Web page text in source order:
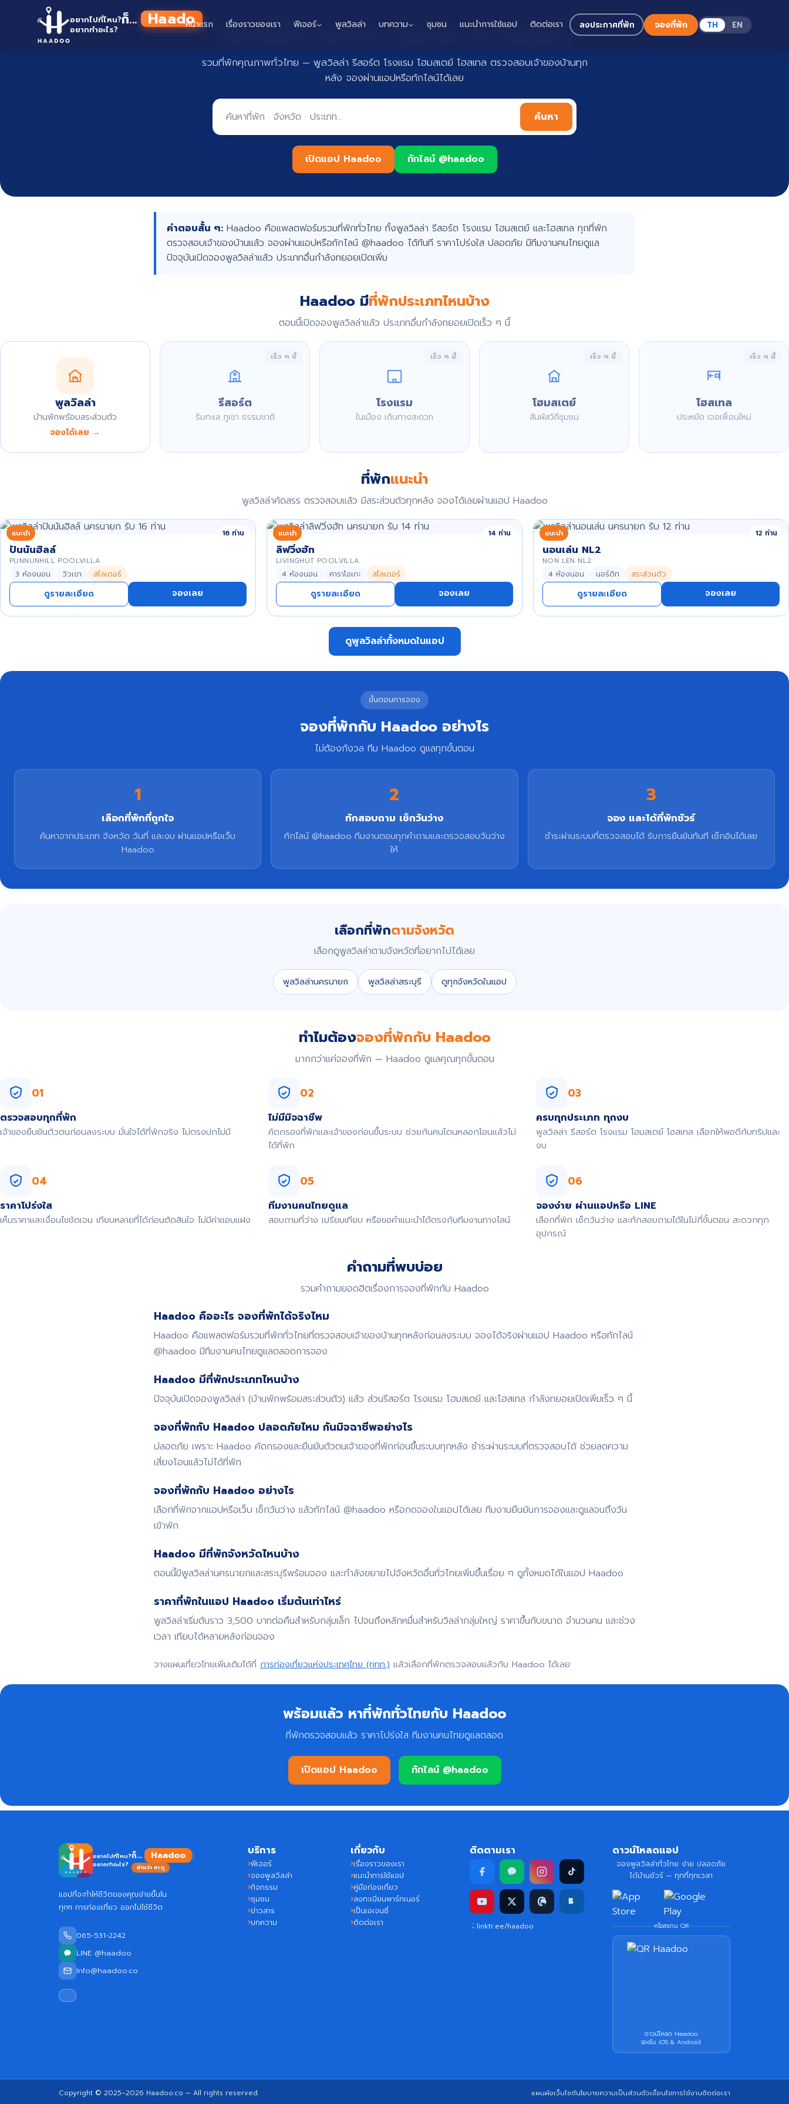
อยากไปที่ไหน?
อยากทำอะไร?
ก็... Haadoo
อ่านว่า หาดู
หน้าแรก เรื่องราวของเรา ฟีเจอร์ พูลวิลล่า บทความ ชุมชน แนะนำการใช้แอป ติดต่อเรา ลงประกาศที่พัก จองที่พัก TH EN
ที่พักทั่วไทย จองง่าย ปลอดภัย กับ Haadoo
รวมที่พักคุณภาพทั่วไทย — พูลวิลล่า รีสอร์ต โรงแรม โฮมสเตย์ โฮสเทล ตรวจสอบเจ้าของบ้านทุก
หลัง จองผ่านแอปหรือทักไลน์ได้เลย
ค้นหา
เปิดแอป Haadoo ทักไลน์ @haadoo
คำตอบสั้น ๆ: Haadoo คือแพลตฟอร์มรวมที่พักทั่วไทย ทั้งพูลวิลล่า รีสอร์ต โรงแรม โฮมสเตย์ และโฮสเทล ทุกที่พัก
ตรวจสอบเจ้าของบ้านแล้ว จองผ่านแอปหรือทักไลน์ @haadoo ได้ทันที ราคาโปร่งใส ปลอดภัย มีทีมงานคนไทยดูแล
ปัจจุบันเปิดจองพูลวิลล่าแล้ว ประเภทอื่นกำลังทยอยเปิดเพิ่ม
Haadoo มีที่พักประเภทไหนบ้าง
ตอนนี้เปิดจองพูลวิลล่าแล้ว ประเภทอื่นกำลังทยอยเปิดเร็ว ๆ นี้
พูลวิลล่า
บ้านพักพร้อมสระส่วนตัว
จองได้เลย →
เร็ว ๆ นี้
รีสอร์ต
ริมทะเล ภูเขา ธรรมชาติ
เร็ว ๆ นี้
โรงแรม
ในเมือง เดินทางสะดวก
เร็ว ๆ นี้
โฮมสเตย์
สัมผัสวิถีชุมชน
เร็ว ๆ นี้
โฮสเทล
ประหยัด เจอเพื่อนใหม่
ที่พักแนะนำ
พูลวิลล่าคัดสรร ตรวจสอบแล้ว มีสระส่วนตัวทุกหลัง จองได้เลยผ่านแอป Haadoo
แนะนำ 16 ท่าน
ปันนันฮิลล์
PUNNUNHILL POOLVILLA
3 ห้องนอน วิวเขา สไลเดอร์
ดูรายละเอียด จองเลย
แนะนำ 14 ท่าน
ลิฟวิ่งฮัท
LIVINGHUT POOLVILLA
4 ห้องนอน คาราโอเกะ สไลเดอร์
ดูรายละเอียด จองเลย
แนะนำ 12 ท่าน
นอนเล่น NL2
NON LEN NL2
4 ห้องนอน นอร์ดิก สระส่วนตัว
ดูรายละเอียด จองเลย
ดูพูลวิลล่าทั้งหมดในแอป
ขั้นตอนการจอง
จองที่พักกับ Haadoo อย่างไร
ไม่ต้องกังวล ทีม Haadoo ดูแลทุกขั้นตอน
1
เลือกที่พักที่ถูกใจ
ค้นหาจากประเภท จังหวัด วันที่ และงบ ผ่านแอปหรือเว็บ
Haadoo
2
ทักสอบถาม เช็กวันว่าง
ทักไลน์ @haadoo ทีมงานตอบทุกคำถามและตรวจสอบวันว่าง
ให้
3
จอง และได้ที่พักชัวร์
ชำระผ่านระบบที่ตรวจสอบได้ รับการยืนยันทันที เช็กอินได้เลย
เลือกที่พักตามจังหวัด
เลือกดูพูลวิลล่าตามจังหวัดที่อยากไปได้เลย
พูลวิลล่านครนายก พูลวิลล่าสระบุรี ดูทุกจังหวัดในแอป
ทำไมต้องจองที่พักกับ Haadoo
มากกว่าแค่จองที่พัก — Haadoo ดูแลคุณทุกขั้นตอน
01
ตรวจสอบทุกที่พัก
เจ้าของยืนยันตัวตนก่อนลงระบบ มั่นใจได้ที่พักจริง ไม่ตรงปกไม่มี
02
ไม่มีมิจฉาชีพ
คัดกรองที่พักและเจ้าของก่อนขึ้นระบบ ช่วยกันคนโดนหลอกโอนแล้วไม่
ได้ที่พัก
03
ครบทุกประเภท ทุกงบ
พูลวิลล่า รีสอร์ต โรงแรม โฮมสเตย์ โฮสเทล เลือกให้พอดีกับทริปและ
งบ
04
ราคาโปร่งใส
เห็นราคาและเงื่อนไขชัดเจน เทียบหลายที่ได้ก่อนตัดสินใจ ไม่มีค่าแอบแฝง
05
ทีมงานคนไทยดูแล
สอบถามที่ว่าง เปรียบเทียบ หรือขอคำแนะนำได้ตรงกับทีมงานทางไลน์
06
จองง่าย ผ่านแอปหรือ LINE
เลือกที่พัก เช็กวันว่าง และทักสอบถามได้ในไม่กี่ขั้นตอน สะดวกทุก
อุปกรณ์
คำถามที่พบบ่อย
รวมคำถามยอดฮิตเรื่องการจองที่พักกับ Haadoo
Haadoo คืออะไร จองที่พักได้จริงไหม
Haadoo คือแพลตฟอร์มรวมที่พักทั่วไทยที่ตรวจสอบเจ้าของบ้านทุกหลังก่อนลงระบบ จองได้จริงผ่านแอป Haadoo หรือทักไลน์
@haadoo มีทีมงานคนไทยดูแลตลอดการจอง
Haadoo มีที่พักประเภทไหนบ้าง
ปัจจุบันเปิดจองพูลวิลล่า (บ้านพักพร้อมสระส่วนตัว) แล้ว ส่วนรีสอร์ต โรงแรม โฮมสเตย์ และโฮสเทล กำลังทยอยเปิดเพิ่มเร็ว ๆ นี้
จองที่พักกับ Haadoo ปลอดภัยไหม กันมิจฉาชีพอย่างไร
ปลอดภัย เพราะ Haadoo คัดกรองและยืนยันตัวตนเจ้าของที่พักก่อนขึ้นระบบทุกหลัง ชำระผ่านระบบที่ตรวจสอบได้ ช่วยลดความ
เสี่ยงโอนแล้วไม่ได้ที่พัก
จองที่พักกับ Haadoo อย่างไร
เลือกที่พักจากแอปหรือเว็บ เช็กวันว่าง แล้วทักไลน์ @haadoo หรือกดจองในแอปได้เลย ทีมงานยืนยันการจองและดูแลจนถึงวัน
เข้าพัก
Haadoo มีที่พักจังหวัดไหนบ้าง
ตอนนี้มีพูลวิลล่านครนายกและสระบุรีพร้อมจอง และกำลังขยายไปจังหวัดอื่นทั่วไทยเพิ่มขึ้นเรื่อย ๆ ดูทั้งหมดได้ในแอป Haadoo
ราคาที่พักในแอป Haadoo เริ่มต้นเท่าไหร่
พูลวิลล่าเริ่มต้นราว 3,500 บาทต่อคืนสำหรับกลุ่มเล็ก ไปจนถึงหลักหมื่นสำหรับวิลล่ากลุ่มใหญ่ ราคาขึ้นกับขนาด จำนวนคน และช่วง
เวลา เทียบได้หลายหลังก่อนจอง
วางแผนเที่ยวไทยเพิ่มเติมได้ที่ การท่องเที่ยวแห่งประเทศไทย (ททท.) แล้วเลือกที่พักตรวจสอบแล้วกับ Haadoo ได้เลย
พร้อมแล้ว หาที่พักทั่วไทยกับ Haadoo
ที่พักตรวจสอบแล้ว ราคาโปร่งใส ทีมงานคนไทยดูแลตลอด
เปิดแอป Haadoo ทักไลน์ @haadoo
อยากไปที่ไหน?
อยากทำอะไร?
ก็... Haa
อ่านว่า หาดู
แอปที่จะทำให้ชีวิตของคุณง่ายขึ้นใน
ทุกๆ การท่องเที่ยว ออกไปใช้ชีวิต
065-531-2242
LINE @haadoo
Info@haadoo.co
บริการ
ฟีเจอร์
จองพูลวิลล่า
กิจกรรม
ชุมชน
ข่าวสาร
บทความ
เกี่ยวกับ
เรื่องราวของเรา
แนะนำการใช้แอป
คู่มือท่องเที่ยว
ลงทะเบียนพาร์ทเนอร์
เป็นเอเจนซี่
ติดต่อเรา
ติดตามเรา
linktr.ee/haadoo
ดาวน์โหลดแอป
จองพูลวิลล่าทั่วไทย ง่าย ปลอดภัย
ได้บ้านชัวร์ — ทุกที่ทุกเวลา
หรือสแกน QR
ดาวน์โหลด Haadoo
รองรับ iOS & Android
Copyright © 2025–2026 Haadoo.co — All rights reserved. แผนผังเว็บไซต์นโยบายความเป็นส่วนตัวเงื่อนไขการใช้งานติดต่อเรา